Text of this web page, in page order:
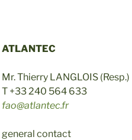
ATLANTEC
Mr. Thierry LANGLOIS (Resp.)
T +33 240 564 633
fao@atlantec.fr
general contact